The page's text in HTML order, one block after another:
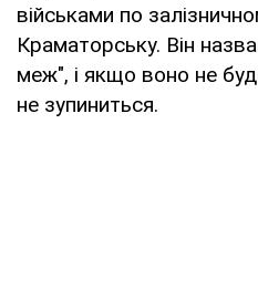
військами по
Краматорську. Він
меж", і якщо воно не
не зупиниться.